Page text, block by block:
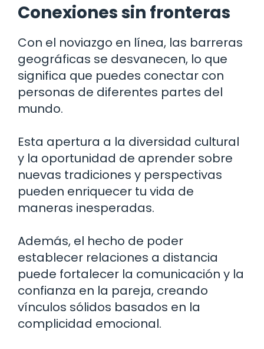
Conexiones sin fronteras
Con el noviazgo en línea, las barreras
geográficas se desvanecen, lo que
significa que puedes conectar con
personas de diferentes partes del
mundo.
Esta apertura a la diversidad cultural
y la oportunidad de aprender sobre
nuevas tradiciones y perspectivas
pueden enriquecer tu vida de
maneras inesperadas.
Además, el hecho de poder
establecer relaciones a distancia
puede fortalecer la comunicación y la
confianza en la pareja, creando
vínculos sólidos basados en la
complicidad emocional.